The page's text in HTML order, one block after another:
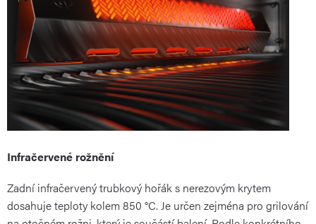
Infračervené rožnění
Zadní infračervený trubkový hořák s nerezovým krytem
dosahuje teploty kolem 850 °C. Je určen zejména pro grilování